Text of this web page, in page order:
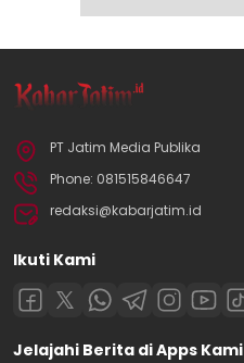
PT Jatim Media Publika
Phone: 081515846647
redaksi@kabarjatim.id
Ikuti Kami
Jelajahi Berita di Apps Kami